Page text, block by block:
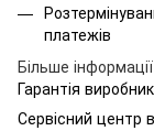
платежів
Більше
Гарантія
Сервісний центр